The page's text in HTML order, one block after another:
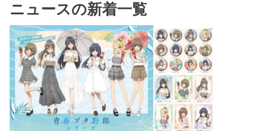
ニュースの新着一覧